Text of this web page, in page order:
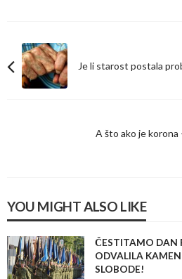
Je li starost postala
A što ako je korona
YOU MIGHT ALSO LIKE
ČESTITAMO DAN
ODVALILA
SLOBODE!